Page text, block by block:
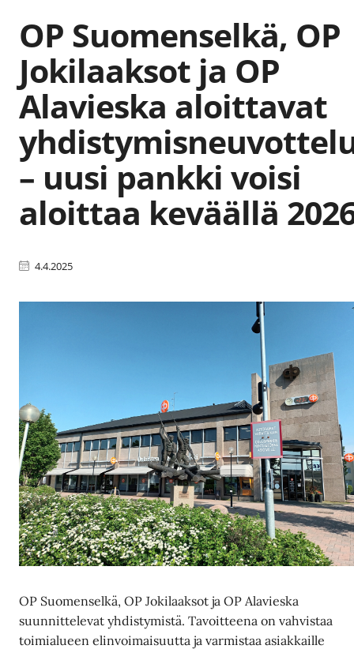
OP Suomenselkä, OP
Jokilaaksot ja OP
Alavieska aloittavat
– uusi pankki voisi
aloittaa keväällä
4.4.2025
OP Suomenselkä, OP Jokilaaksot ja OP Alavieska
suunnittelevat yhdistymistä. Tavoitteena on vahvistaa
toimialueen elinvoimaisuutta ja varmistaa asiakkaille